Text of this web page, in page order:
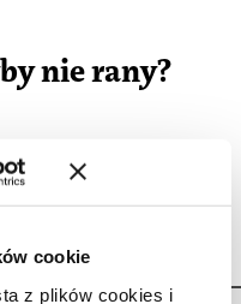
cookie
z plików cookies i
nie rany?
nas ten ból